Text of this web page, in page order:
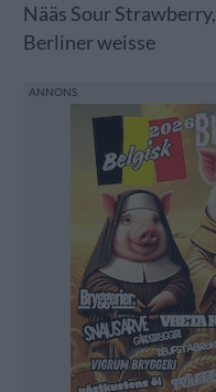
Nääs Sour
Berliner weisse